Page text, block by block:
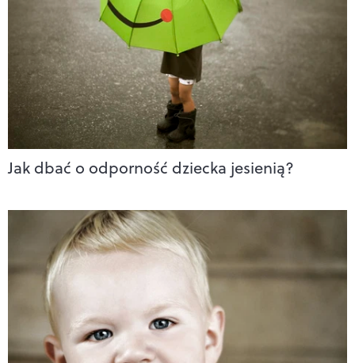
Jak dbać o odporność dziecka jesienią?